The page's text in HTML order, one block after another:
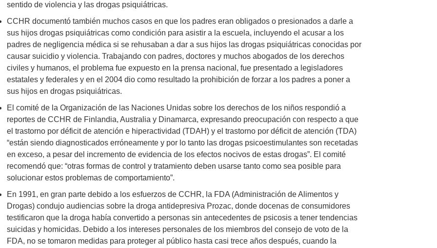
sentido de violencia y las drogas psiquiátricas.
CCHR documentó también muchos casos en que los padres eran obligados o presionados a darle a
sus hijos drogas psiquiátricas como condición para asistir a la escuela, incluyendo el acusar a los
padres de negligencia médica si se rehusaban a dar a sus hijos las drogas psiquiátricas conocidas por
causar suicidio y violencia. Trabajando con padres, doctores y muchos abogados de los derechos
civiles y humanos, el problema fue expuesto en la prensa nacional, fue presentado a legisladores
estatales y federales y en el 2004 dio como resultado la prohibición de forzar a los padres a poner a
sus hijos en drogas psiquiátricas.
El comité de la Organización de las Naciones Unidas sobre los derechos de los niños respondió a
reportes de CCHR de Finlandia, Australia y Dinamarca, expresando preocupación con respecto a que
el trastorno por déficit de atención e hiperactividad (TDAH) y el trastorno por déficit de atención (TDA)
“están siendo diagnosticados erróneamente y por lo tanto las drogas psicoestimulantes son recetadas
en exceso, a pesar del incremento de evidencia de los efectos nocivos de estas drogas”. El comité
recomendó que: “otras formas de control y tratamiento deben usarse tanto como sea posible para
solucionar estos problemas de comportamiento”.
En 1991, en gran parte debido a los esfuerzos de CCHR, la FDA (Administración de Alimentos y
Drogas) condujo audiencias sobre la droga antidepresiva Prozac, donde docenas de consumidores
testificaron que la droga había convertido a personas sin antecedentes de psicosis a tener tendencias
suicidas y homicidas. Debido a los intereses personales de los miembros del consejo de voto de la
FDA, no se tomaron medidas para proteger al público hasta casi trece años después, cuando la